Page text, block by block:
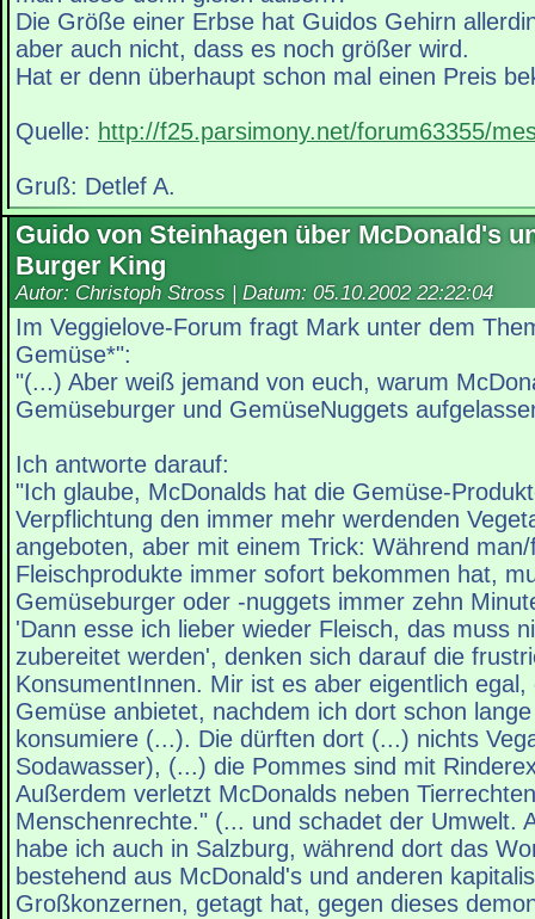
Die Größe einer Erbse hat Guidos Gehirn
aber auch nicht, dass es noch größer wird.
Hat er denn überhaupt schon mal einen Preis
Quelle: http://f25.parsimony.net/forum63355/
Gruß: Detlef A.
Guido von Steinhagen über McDonald's
Burger King
Autor: Christoph Stross | Datum: 05.10.2002 22:22:04
Im Veggielove-Forum fragt Mark unter dem
Gemüse*":
"(...) Aber weiß jemand von euch, warum
Gemüseburger und GemüseNuggets
Ich antworte darauf:
"Ich glaube, McDonalds hat die Gemüse-
Verpflichtung den immer mehr werdenden
angeboten, aber mit einem Trick: Während
Fleischprodukte immer sofort bekommen hat,
Gemüseburger oder -nuggets immer zehn
'Dann esse ich lieber wieder Fleisch, das muss
zubereitet werden', denken sich darauf die
KonsumentInnen. Mir ist es aber eigentlich egal,
Gemüse anbietet, nachdem ich dort schon
konsumiere (...). Die dürften dort (...) nichts
Sodawasser), (...) die Pommes sind mit
Außerdem verletzt McDonalds neben
Menschenrechte." (... und schadet der Umwelt.
habe ich auch in Salzburg, während dort das
bestehend aus McDonald's und anderen
Großkonzernen, getagt hat, gegen dieses